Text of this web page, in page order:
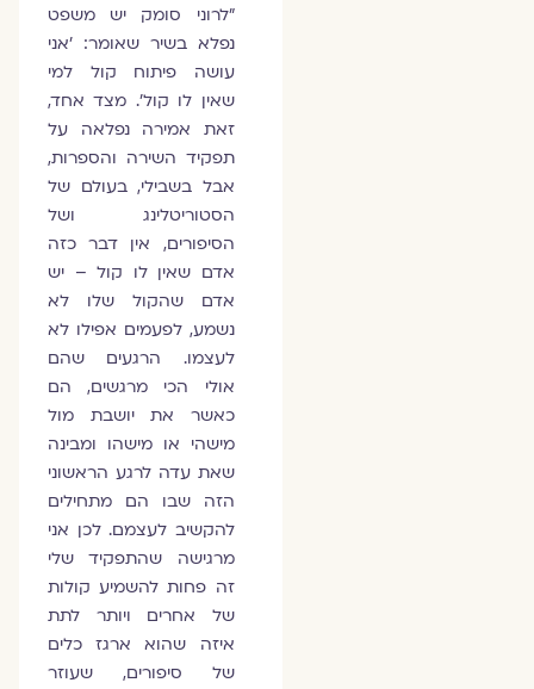
"לרוני סומק יש משפט
נפלא בשיר שאומר: 'אני
עושה פיתוח קול למי
שאין לו קול'. מצד אחד,
זאת אמירה נפלאה על
תפקיד השירה והספרות,
אבל בשבילי, בעולם של
הסטוריטלינג ושל
הסיפורים, אין דבר כזה
אדם שאין לו קול – יש
אדם שהקול שלו לא
נשמע, לפעמים אפילו לא
לעצמו. הרגעים שהם
אולי הכי מרגשים, הם
כאשר את יושבת מול
מישהי או מישהו ומבינה
שאת עדה לרגע הראשוני
הזה שבו הם מתחילים
להקשיב לעצמם. לכן אני
מרגישה שהתפקיד שלי
זה פחות להשמיע קולות
של אחרים ויותר לתת
איזה שהוא ארגז כלים
של סיפורים, שעוזר